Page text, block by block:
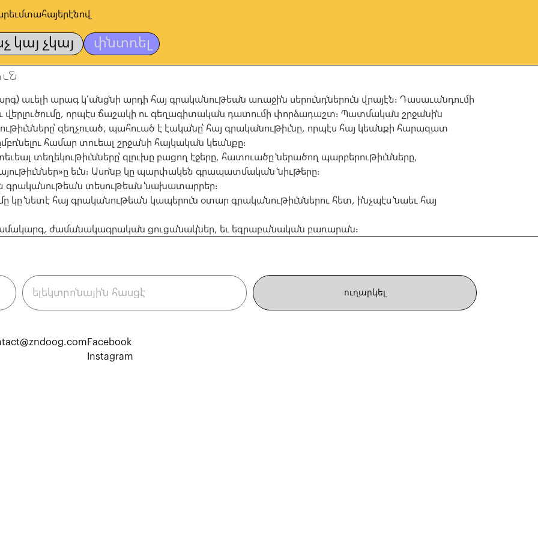
կայ չկայ փնտռել
աւելի արագ կ՚անցնի արդի հայ գրականութեան առաջին սերունդներուն վրայէն։ Դասաւանդումի
վերլուծումը, որպէս ճաշակի ու գեղագիտական դատումի փորձադաշտ։ Պատմական շրջանին
զեղչուած, պահուած է էականը՝ հայ գրականութիւնը, որպէս հայ կեանքի հարազատ
համար տուեալ շրջանի հայկական կեանքը։
տեղեկութիւնները՝ գլուխը բացող էջերը, հատուածը ներածող պարբերութիւնները,
եւն։ Ասոնք կը պարփակեն գրապատմական նիւթերը։
գրականութեան տեսութեան նախատարրեր։
կը նետէ հայ գրականութեան կապերուն օտար գրականութիւններու հետ, ինչպէս նաեւ հայ
ժամանակագրական ցուցանակներ, եւ եզրաբանական բառարան։
ուղարկել
Facebook
Instagram